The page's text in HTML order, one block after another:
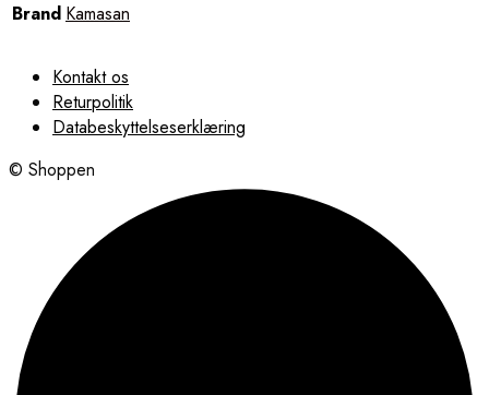
Brand Kamasan
Kontakt os
Returpolitik
Databeskyttelseserklæring
© Shoppen